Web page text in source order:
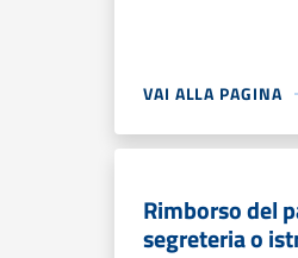
VAI ALLA PAGINA
Rimborso del
segreteria o